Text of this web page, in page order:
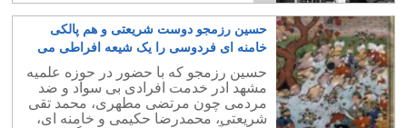
حسین رزمجو دوست شریعتی و هم پالکی
خامنه ای فردوسی را یک شیعه افراطی می
حسین رزمجو که با حضور در حوزه علمیه
مشهد ادر خدمت افرادی بی سواد و ضد
مردمی چون مرتضی مطهری، محمد تقی
شریعتی، محمدرضا حکیمی و خامنه ای،